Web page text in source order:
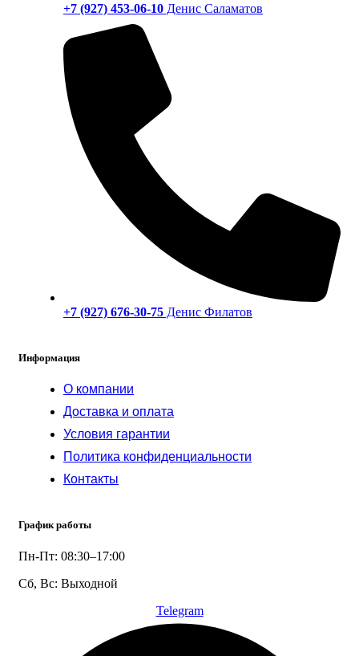
+7 (927) 453-06-10 Денис Саламатов
+7 (927) 676-30-75 Денис Филатов
Информация
О компании
Доставка и оплата
Условия гарантии
Политика конфиденциальности
Контакты
График работы
Пн-Пт: 08:30–17:00
Сб, Вс: Выходной
Telegram